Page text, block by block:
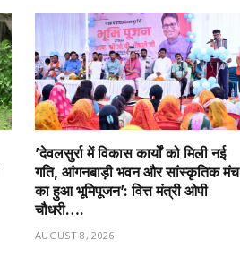
’देवलसुर्रा में विकास कार्यों को मिली नई
गति, आंगनबाड़ी भवन और सांस्कृतिक मंच
का हुआ भूमिपूजन’: वित्त मंत्री ओपी
चौधरी….
AUGUST 8, 2026